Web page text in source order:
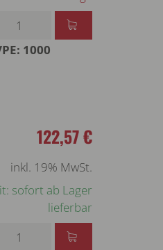
1000
122,57 €
inkl. 19% MwSt.
sofort ab Lager
lieferbar